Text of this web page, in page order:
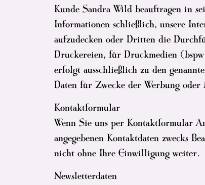
Kunde Sandra Wild beauftragen in
Informationen schließlich, unsere
aufzudecken oder Dritten die
Druckereien, für Druckmedien
erfolgt ausschließlich zu den
Daten für Zwecke der Werbung
Kontaktformular
Wenn Sie uns per Kontaktformular
angegebenen Kontaktdaten zwecks
nicht ohne Ihre Einwilligung weiter.
Newsletterdaten